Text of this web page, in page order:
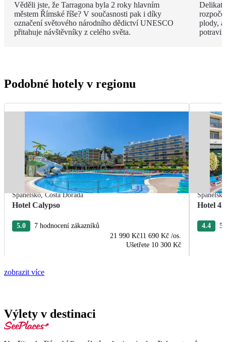
Věděli jste, že Tarragona byla 2 roky hlavním
městem Římské říše? V současnosti pak i díky
označení světového národního dědictví UNESCO
přitahuje návštěvníky z celého světa.
plody,
Podobné hotely v regionu
Španělsko,Costa Dorada
Hotel Calypso
5.0
7 hodnocení zákazníků
21 990 Kč11 690 Kč /os.
Ušetřete 10 300 Kč
Španělsko
Hotel
4.4 5
zobrazit více
Výlety v destinaci